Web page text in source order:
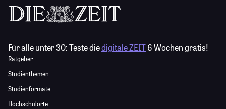
Für alle unter 30:Teste diedigitale ZEIT6 Wochen gratis!
Ratgeber
Studienthemen
Studienformate
Hochschulorte